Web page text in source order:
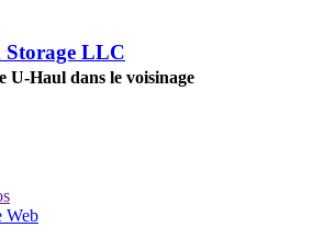
LLC
U-Haul dans le voisinage
Web